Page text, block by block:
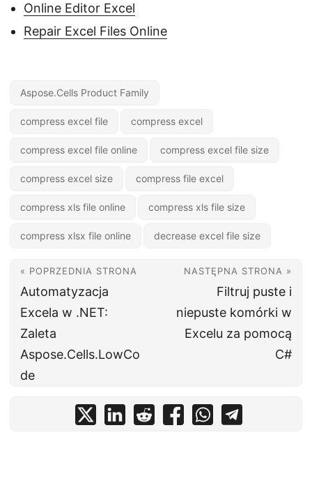
Online Editor Excel
Repair Excel Files Online
Aspose.Cells Product Family
compress excel file compress excel
compress excel file online compress excel file size
compress excel size compress file excel
compress xls file online compress xls file size
compress xlsx file online decrease excel file size
« POPRZEDNIA STRONA
Automatyzacja
Excela w .NET:
Zaleta
Aspose.Cells.LowCo
de
NASTĘPNA STRONA »
Filtruj puste i
niepuste komórki w
Excelu za pomocą
C#